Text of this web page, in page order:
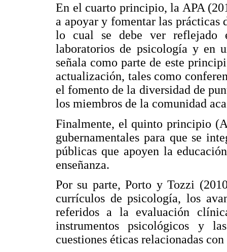
En el cuarto principio, la APA
a apoyar y fomentar las prácticas
lo cual se debe ver reflejado
laboratorios de psicología y en
señala como parte de este
actualización, tales como
el fomento de la diversidad de
los miembros de la comunidad
Finalmente, el quinto principio
gubernamentales para que se
públicas que apoyen la
enseñanza.
Por su parte, Porto y Tozzi
currículos de psicología, los
referidos a la evaluación
instrumentos psicológicos y
cuestiones éticas relacionadas